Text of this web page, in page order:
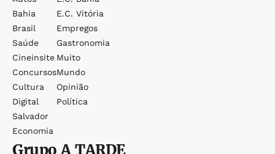
Bahia
Brasil
Saúde
Cineinsite
Concursos
Cultura
Digital
Salvador
Economia
E.c. Vitória
Empregos
Gastronomia
Muito
Mundo
Opinião
Política
GrupoA TARDE